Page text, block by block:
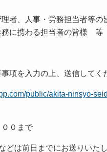
、人事・労務担当者等の
わる担当者の皆様 等
要事項を入力の上、送
public/akita-ninsyo-
０まで
までにお送りいたし